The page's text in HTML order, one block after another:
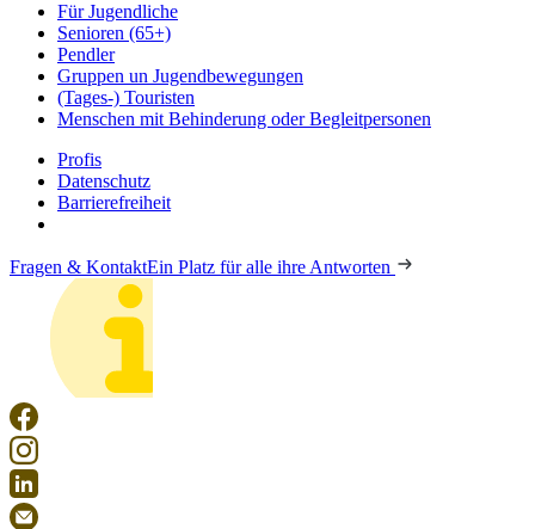
Für Jugendliche
Senioren (65+)
Pendler
Gruppen un Jugendbewegungen
(Tages-) Touristen
Menschen mit Behinderung oder Begleitpersonen
Profis
Datenschutz
Barrierefreiheit
Fragen & KontaktEin Platz für alle ihre Antworten